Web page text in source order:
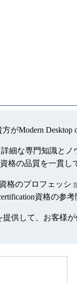
がModern
細な専門知識と
格の品質を一貫し
格のプロフェッ
資格の参
供して、お客